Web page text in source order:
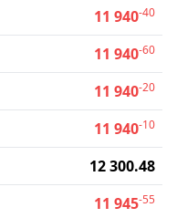
11 940-40
11 940-60
11 940-20
11 940-10
12 300.48
11 945-55